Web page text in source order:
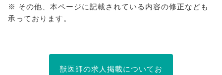
※ その他、本ページに記載されている内容の修正なども
承っております。
獣医師の求人掲載についてお